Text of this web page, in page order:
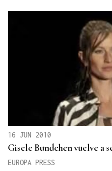
16 JUN 2010
Gisele Bundchen vuelve a
EUROPA PRESS